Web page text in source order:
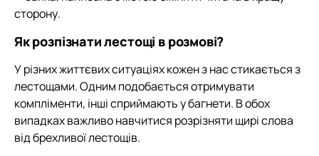
сторону.
Як розпізнати лестощі в розмові?
У різних життєвих ситуаціях кожен з нас стикається з
лестощами. Одним подобається отримувати
компліменти, інші сприймають у багнети. В обох
випадках важливо навчитися розрізняти щирі слова
від брехливої лестощів.